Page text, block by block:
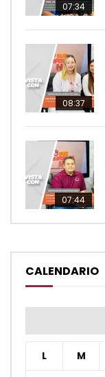
07:34
08:37
07:44
CALENDARIO
L M